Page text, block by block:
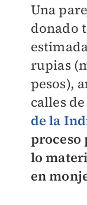
Una
donado
rupias
pesos),
calles de
de la
proceso
lo
en